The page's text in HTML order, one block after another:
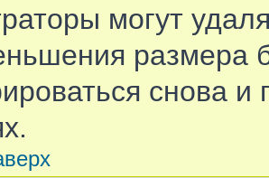
могут
размера
снова и